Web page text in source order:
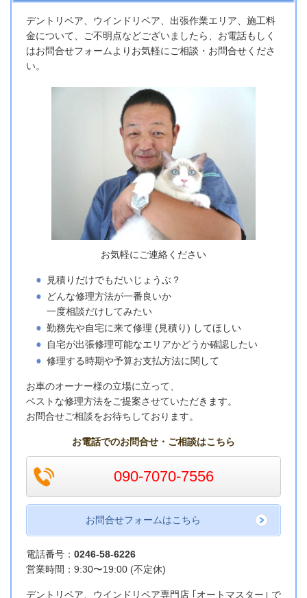
デントリペア、ウインドリペア、出張作業エリア、施工料
金について、ご不明点などございましたら、お電話もしく
はお問合せフォームよりお気軽にご相談・お問合せくださ
い。
お気軽にご連絡ください
見積りだけでもだいじょうぶ？
どんな修理方法が一番良いか
一度相談だけしてみたい
勤務先や自宅に来て修理 (見積り) してほしい
自宅が出張修理可能なエリアかどうか確認したい
修理する時期や予算お支払方法に関して
お車のオーナー様の立場に立って、
ベストな修理方法をご提案させていただきます。
お問合せご相談をお待ちしております。
お電話でのお問合せ・ご相談はこちら
090-7070-7556
お問合せフォームはこちら
電話番号： 0246-58-6226
営業時間：9:30〜19:00 (不定休)
デントリペア、ウインドリペア専門店 ｢オートマスター｣ で